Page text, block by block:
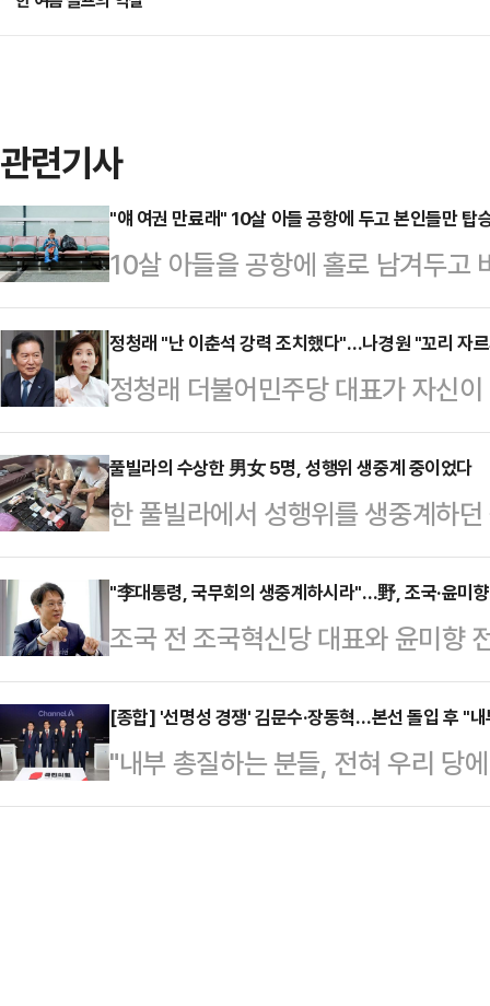
관련기사
"얘 여권 만료래" 10살 아들 공항에 두고 본인들만 탑
10살 아들을 공항에 홀로 남겨두고
을 일으키고 있다.9일(현지시간)
바르셀로나 엘프라트 공항 터미널
아들을 공항에 남겨두고 비행기에
혼자 있다가 공항 직원에게 목격됐
면서 해당 사건이 알려지게 됐다.이
여권이 만료된 사실과 여행지 입국
다. 이에 비행기를…
정청래 "난 이춘석 강력 조치했다"…나경원 "꼬리 자
정청래 더불어민주당 대표가 자신
의원에 대해 강력한 조치를 내렸다
해결할 것을 촉구했다. 아울러 내란
구 통진당 사례에 비춰봤을 때, 국
보다 더 중하다고 지적했다.이에 대
의원에 대한 조치는 '꼬리 자르기'
의힘에 갖다붙이는 것은 궤변이라
도 계엄에 반대하…
풀빌라의 수상한 男女 5명, 성행위 생중계 중이었다
한 풀빌라에서 성행위를 생중계하
체포됐다.지난 7일(현지시간) 태국
국 이민청은 6일 경찰이 파타야의
오스 여성 2명을 체포했다고 밝혔
추적한 후 현장을 덮쳐 라이브 방송
인용품, 콘돔, 카메라, 휴대전화 및
중국 온라인 플랫폼을 통해 방송을
면 출연자들에게 …
"李대통령, 국무회의 생중계하시라"…野, 조국·윤미
조국 전 조국혁신당 대표와 윤미향
오는 11일 임시 국무회의에서 결정
있다. 국민의힘은 과거 이재명 대
이번 사면안을 심의·의결할 임시
했다.정광재 국민의힘 대변인은 10
[종합] '선명성 경쟁' 김문수·장동혁…본선 돌입 후 "
"내부 총질하는 분들, 전혀 우리 당
느냐." (장동혁 후보)"무조건 잘라